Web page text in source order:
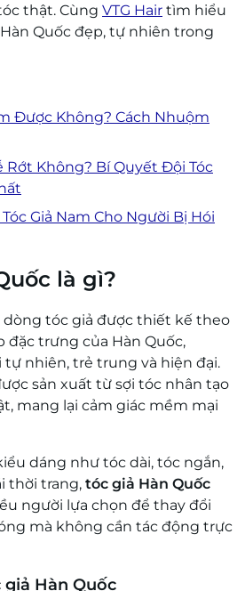
thật. Cùng VTG Hair tìm hiểu
Quốc đẹp, tự nhiên trong
Được Không? Cách Nhuộm
Rớt Không? Bí Quyết Đội Tóc
Giả Nam Cho Người Bị Hói
là gì?
dòng tóc giả được thiết kế theo
đặc trưng của Hàn Quốc,
nhiên, trẻ trung và hiện đại.
sản xuất từ sợi tóc nhân tạo
mang lại cảm giác mềm mại
dáng như tóc dài, tóc ngắn,
thời trang, tóc giả Hàn Quốc
người lựa chọn để thay đổi
mà không cần tác động trực
Hàn Quốc